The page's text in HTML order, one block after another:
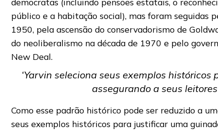
público e a habitação social), mas foram seguidas
1950, pela ascensão do conservadorismo de
do neoliberalismo na década de 1970 e pelo
New Deal.
‘Yarvin seleciona seus exemplos
assegurando a seus
Como esse padrão histórico pode ser reduzido a
seus exemplos históricos para justificar uma